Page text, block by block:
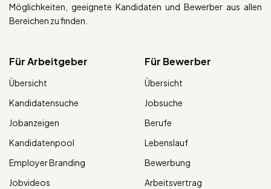
Möglichkeiten, geeignete Kandidaten und Bewerber aus allen
Bereichen zu finden.
Für Arbeitgeber
Übersicht
Kandidatensuche
Jobanzeigen
Kandidatenpool
Employer Branding
Jobvideos
Für Bewerber
Übersicht
Jobsuche
Berufe
Lebenslauf
Bewerbung
Arbeitsvertrag